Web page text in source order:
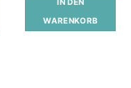
IN DEN
WARENKORB